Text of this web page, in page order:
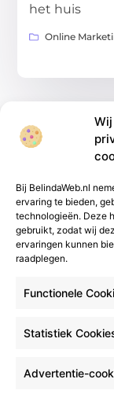
Bij BelindaWeb.nl
ervaring te bieden,
technologieën. Deze
gebruikt, zodat wij
ervaringen kunnen
raadplegen.
Functionele
Statistiek
Advertentie-
het huis
Online
Van